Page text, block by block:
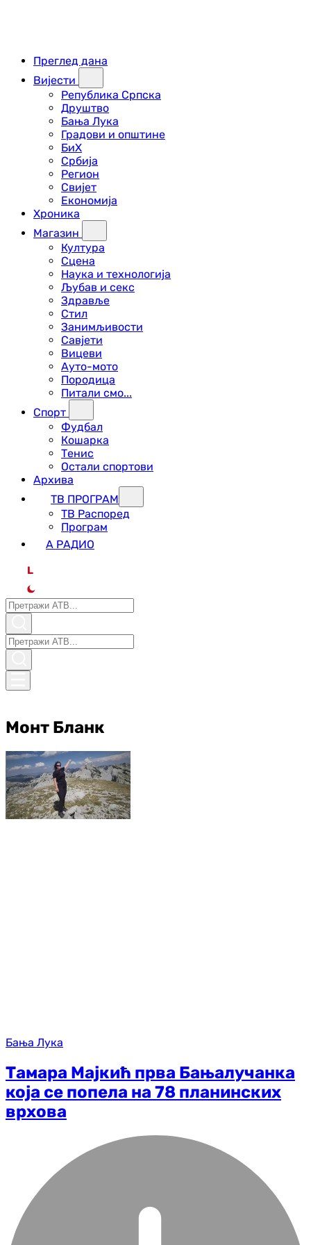
Преглед дана
Вијести
Република Српска
Друштво
Бања Лука
Градови и општине
БиХ
Србија
Регион
Свијет
Економија
Хроника
Магазин
Култура
Сцена
Наука и технологија
Љубав и секс
Здравље
Стил
Занимљивости
Савјети
Вицеви
Ауто-мото
Породица
Питали смо...
Спорт
Фудбал
Кошарка
Тенис
Остали спортови
Архива
ТВ ПРОГРАМ
ТВ Распоред
Програм
А РАДИО
L
Монт Бланк
Бања Лука
Тамара Мајкић прва Бањалучанка
која се попела на 78 планинских
врхова